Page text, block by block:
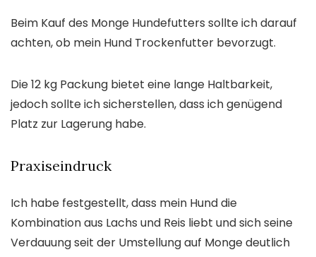
Beim Kauf des Monge Hundefutters sollte ich darauf
achten, ob mein Hund Trockenfutter bevorzugt.
Die 12 kg Packung bietet eine lange Haltbarkeit,
jedoch sollte ich sicherstellen, dass ich genügend
Platz zur Lagerung habe.
Praxiseindruck
Ich habe festgestellt, dass mein Hund die
Kombination aus Lachs und Reis liebt und sich seine
Verdauung seit der Umstellung auf Monge deutlich